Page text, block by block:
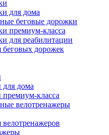
для дома
беговые дорожки
премиум-класса
для реабилитации
беговых дорожек
дома
класса
велотренажеры